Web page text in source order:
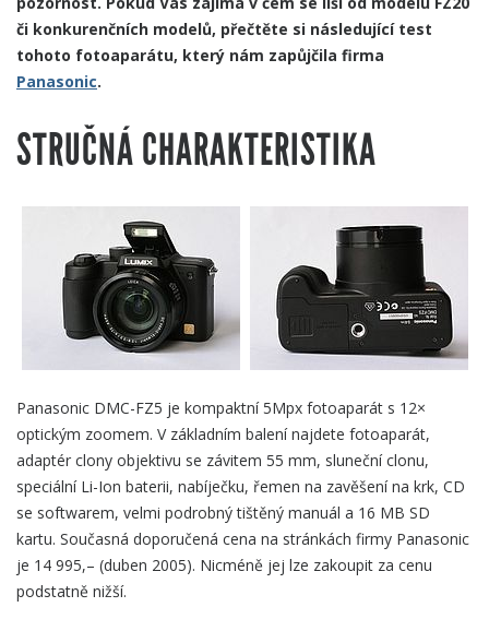
či konkurenčních modelů, přečtěte si následující test
tohoto fotoaparátu, který nám zapůjčila firma
Panasonic.
STRUČNÁ CHARAKTERISTIKA
Panasonic DMC-FZ5 je kompaktní 5Mpx fotoaparát s 12×
optickým zoomem. V základním balení najdete fotoaparát,
adaptér clony objektivu se závitem 55 mm, sluneční clonu,
speciální Li-Ion baterii, nabíječku, řemen na zavěšení na krk, CD
se softwarem, velmi podrobný tištěný manuál a 16 MB SD
kartu. Současná doporučená cena na stránkách firmy Panasonic
je 14 995,– (duben 2005). Nicméně jej lze zakoupit za cenu
podstatně nižší.